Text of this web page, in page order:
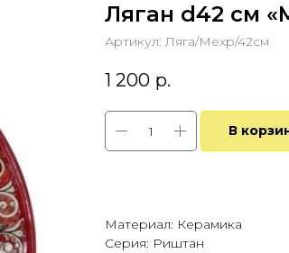
Ляган d42 см
Артикул:Ляга/Мехр/42см
1 200 р.
В
Материал: Керамика
Серия: Риштан